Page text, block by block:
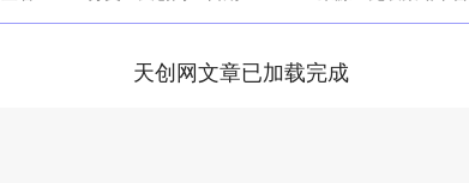
天创网文章已加载完成